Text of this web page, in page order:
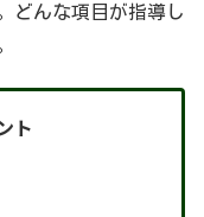
どんな項目が指導し
ト